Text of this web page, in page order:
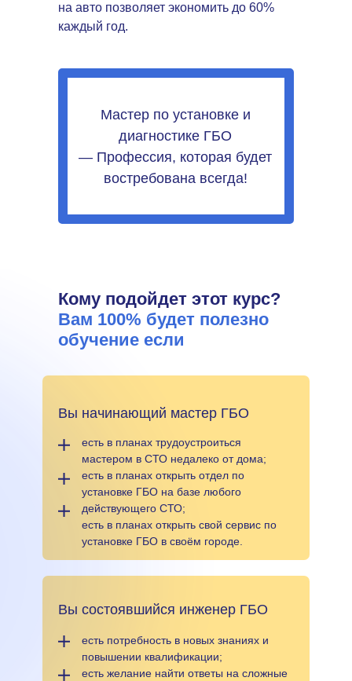
на авто позволяет экономить до 60%
каждый год.
Мастер по установке и
диагностике ГБО
— Профессия, которая будет
востребована всегда!
Кому подойдет этот курс?
Вам 100% будет полезно
обучение если
Вы начинающий мастер ГБО
есть в планах трудоустроиться
мастером в СТО недалеко от дома;
есть в планах открыть отдел по
установке ГБО на базе любого
действующего СТО;
есть в планах открыть свой сервис по
установке ГБО в своём городе.
Вы состоявшийся инженер ГБО
есть потребность в новых знаниях и
повышении квалификации;
есть желание найти ответы на сложные